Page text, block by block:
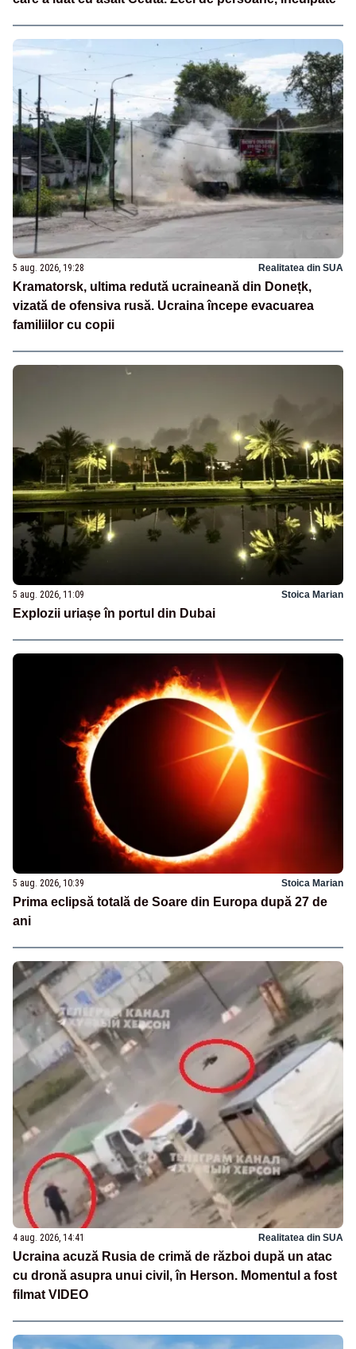
5 aug. 2026, 19:28 Realitatea din SUA
Kramatorsk, ultima redută ucraineană din Donețk,
vizată de ofensiva rusă. Ucraina începe evacuarea
familiilor cu copii
5 aug. 2026, 11:09 Stoica Marian
Explozii uriașe în portul din Dubai
5 aug. 2026, 10:39 Stoica Marian
Prima eclipsă totală de Soare din Europa după 27 de
ani
4 aug. 2026, 14:41 Realitatea din SUA
Ucraina acuză Rusia de crimă de război după un atac
cu dronă asupra unui civil, în Herson. Momentul a fost
filmat VIDEO